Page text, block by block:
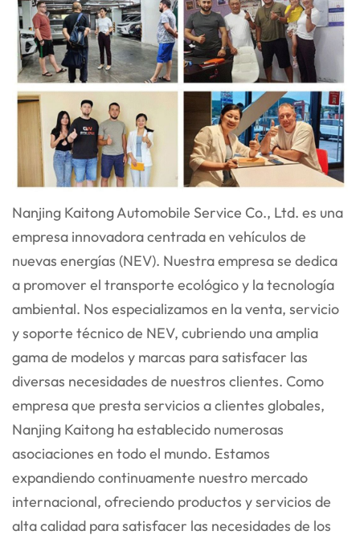
Nanjing Kaitong Automobile Service Co., Ltd. es una
empresa innovadora centrada en vehículos de
nuevas energías (NEV). Nuestra empresa se dedica
a promover el transporte ecológico y la tecnología
ambiental. Nos especializamos en la venta, servicio
y soporte técnico de NEV, cubriendo una amplia
gama de modelos y marcas para satisfacer las
diversas necesidades de nuestros clientes. Como
empresa que presta servicios a clientes globales,
Nanjing Kaitong ha establecido numerosas
asociaciones en todo el mundo. Estamos
expandiendo continuamente nuestro mercado
internacional, ofreciendo productos y servicios de
alta calidad para satisfacer las necesidades de los